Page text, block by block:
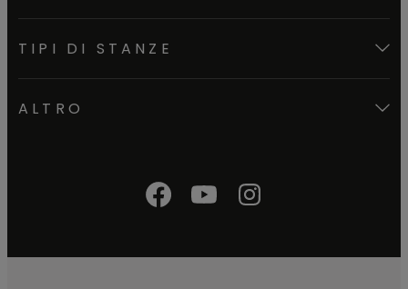
TIPI DI STANZE
ALTRO